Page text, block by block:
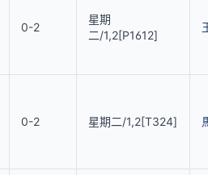
0-2
星期
二/1,2[P1612]
0-2 星期二/1,2[T324]